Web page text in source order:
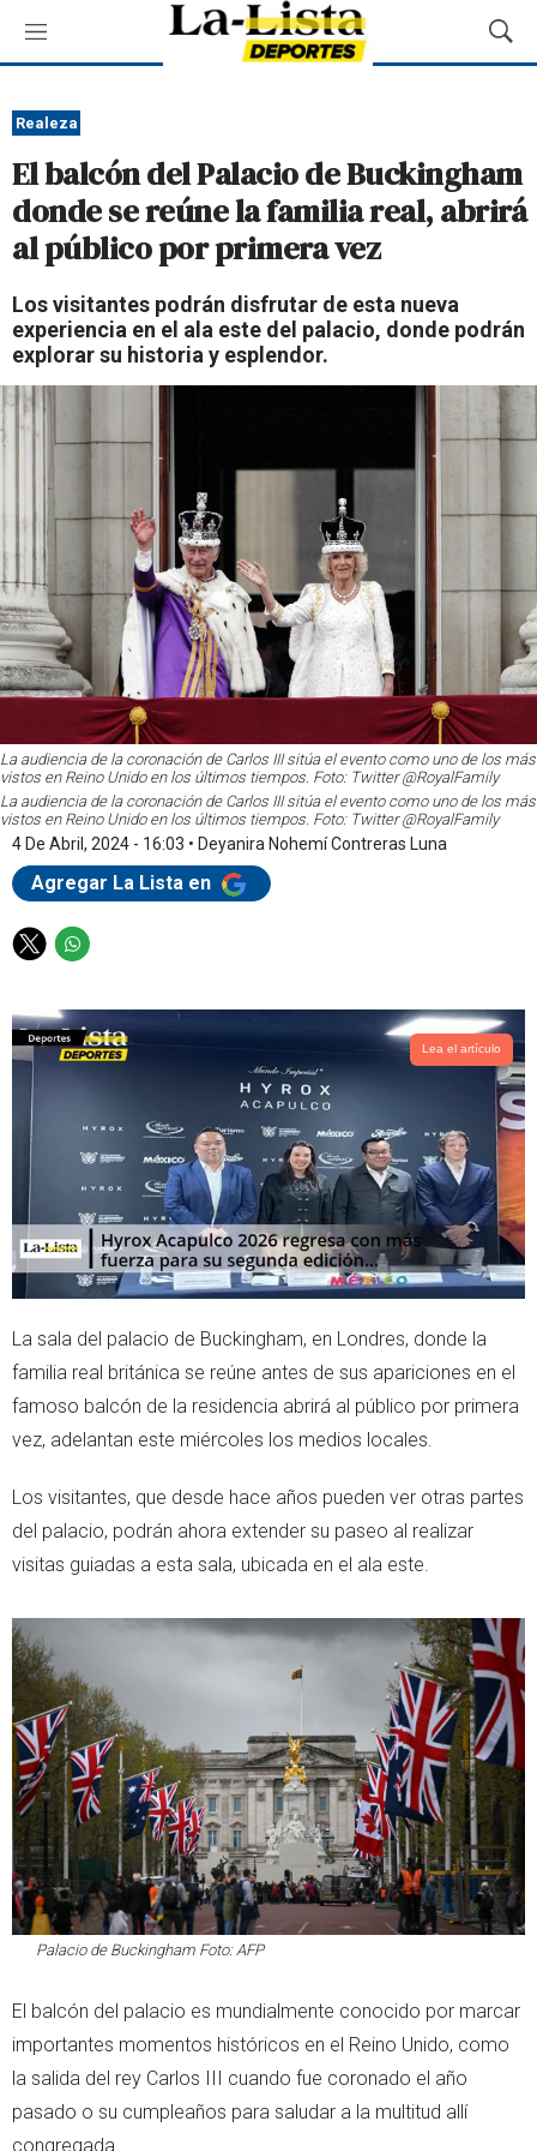
M
e
ú
M
o
a
r
B
u
e
a
Realeza
El balcón del Palacio de Buckingham
donde se reúne la familia real, abrirá
al público por primera vez
Los visitantes podrán disfrutar de esta nueva
experiencia en el ala este del palacio, donde podrán
explorar su historia y esplendor.
La audiencia de la coronación de Carlos III sitúa el evento como uno de los más
vistos en Reino Unido en los últimos tiempos. Foto: Twitter @RoyalFamily
La audiencia de la coronación de Carlos III sitúa el evento como uno de los más
vistos en Reino Unido en los últimos tiempos. Foto: Twitter @RoyalFamily
4 De Abril, 2024 - 16:03 • Deyanira Nohemí Contreras Luna
Agregar La Lista en
T
t
t
e
r
W
a
t
s
Lea el artículo
La sala del palacio de Buckingham, en Londres, donde la
familia real británica se reúne antes de sus apariciones en el
famoso balcón de la residencia abrirá al público por primera
vez, adelantan este miércoles los medios locales.
Los visitantes, que desde hace años pueden ver otras partes
del palacio, podrán ahora extender su paseo al realizar
visitas guiadas a esta sala, ubicada en el ala este.
Palacio de Buckingham Foto: AFP
El balcón del palacio es mundialmente conocido por marcar
importantes momentos históricos en el Reino Unido, como
la salida del rey Carlos III cuando fue coronado el año
pasado o su cumpleaños para saludar a la multitud allí
congregada.